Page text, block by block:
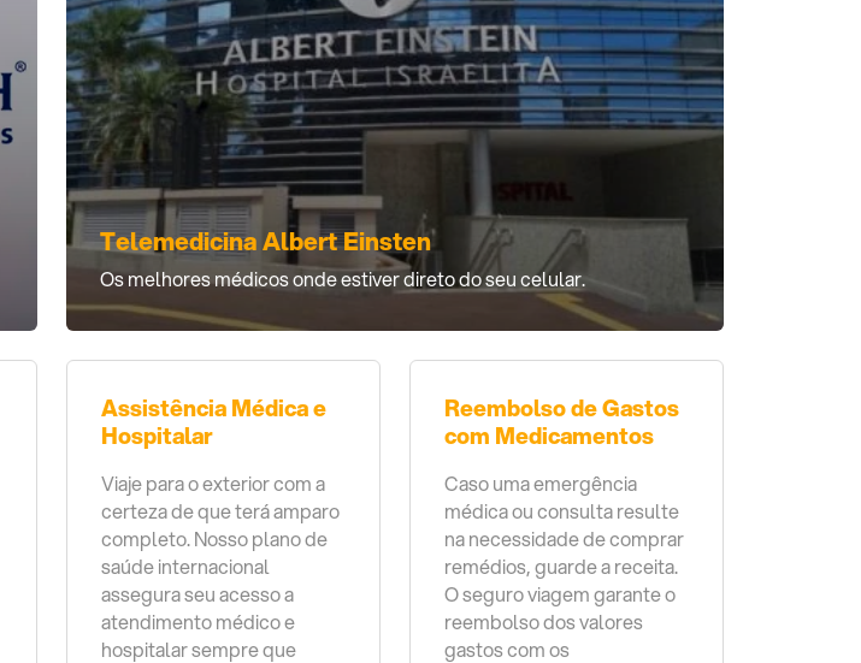
Telemedicina Albert Einsten
Os melhores médicos onde estiver direto do seu celular.
Assistência Médica e
Hospitalar
Viaje para o exterior com a
certeza de que terá amparo
completo. Nosso plano de
saúde internacional
assegura seu acesso a
atendimento médico e
hospitalar sempre que
Reembolso de Gastos
com Medicamentos
Caso uma emergência
médica ou consulta resulte
na necessidade de comprar
remédios, guarde a receita.
O seguro viagem garante o
reembolso dos valores
gastos com os